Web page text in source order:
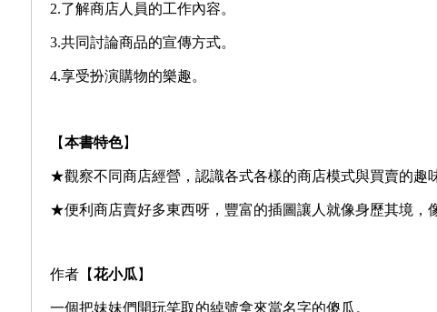
2.了解商店人員的工作內容。
3.共同討論商品的宣傳方式。
4.享受扮演購物的樂趣。
【本書特色】
★觀察不同商店經營，認識各式各樣的商店模式與買賣的趣
★便利商店賣好多東西呀，豐富的插圖讓人就像身歷其境，
作者【花小瓜 】
一個把妹妹們開玩笑取的綽號拿來當名字的傻瓜。